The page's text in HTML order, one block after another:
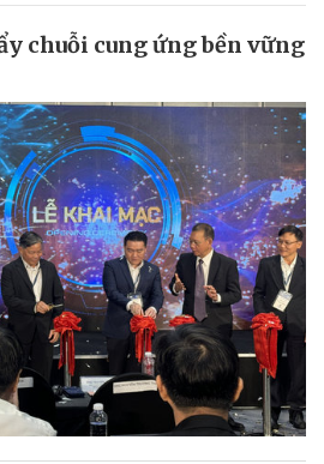
chuỗi cung ứng bền vững